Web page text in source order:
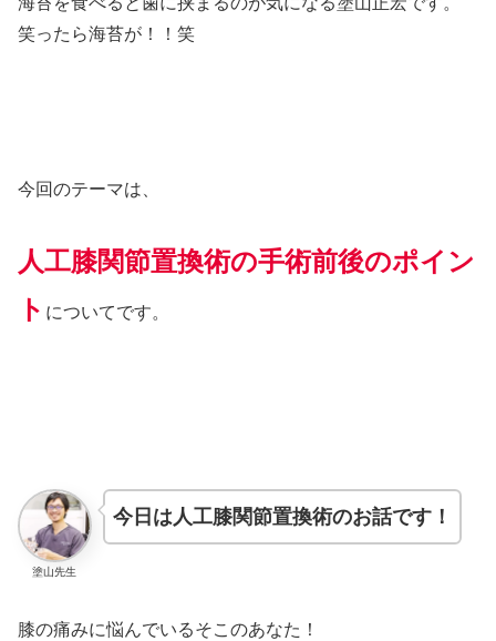
笑ったら海苔が！！笑
今回のテーマは、
人工膝関節置換術の手術前後のポイン
ト についてです。
塗山先生
今日は人工膝関節置換術のお話です！
膝の痛みに悩んでいるそこのあなた！